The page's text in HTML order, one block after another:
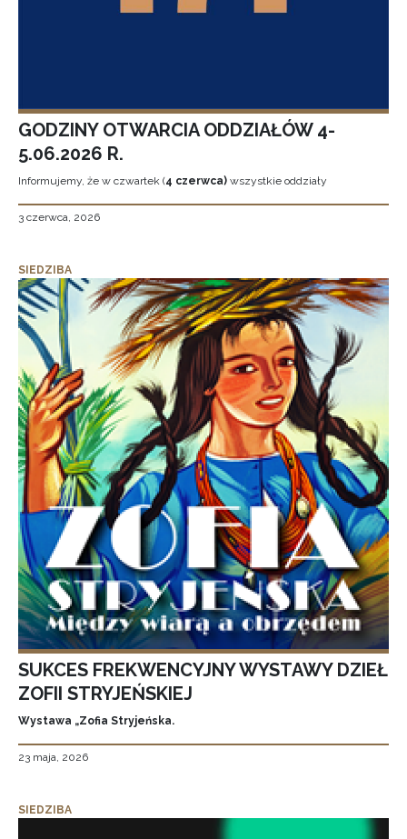
GODZINY OTWARCIA ODDZIAŁÓW 4-
5.06.2026 R.
Informujemy, że w czwartek (4 czerwca) wszystkie oddziały
3 czerwca, 2026
SIEDZIBA
SUKCES FREKWENCYJNY WYSTAWY DZIEŁ
ZOFII STRYJEŃSKIEJ
Wystawa „Zofia Stryjeńska.
23 maja, 2026
SIEDZIBA